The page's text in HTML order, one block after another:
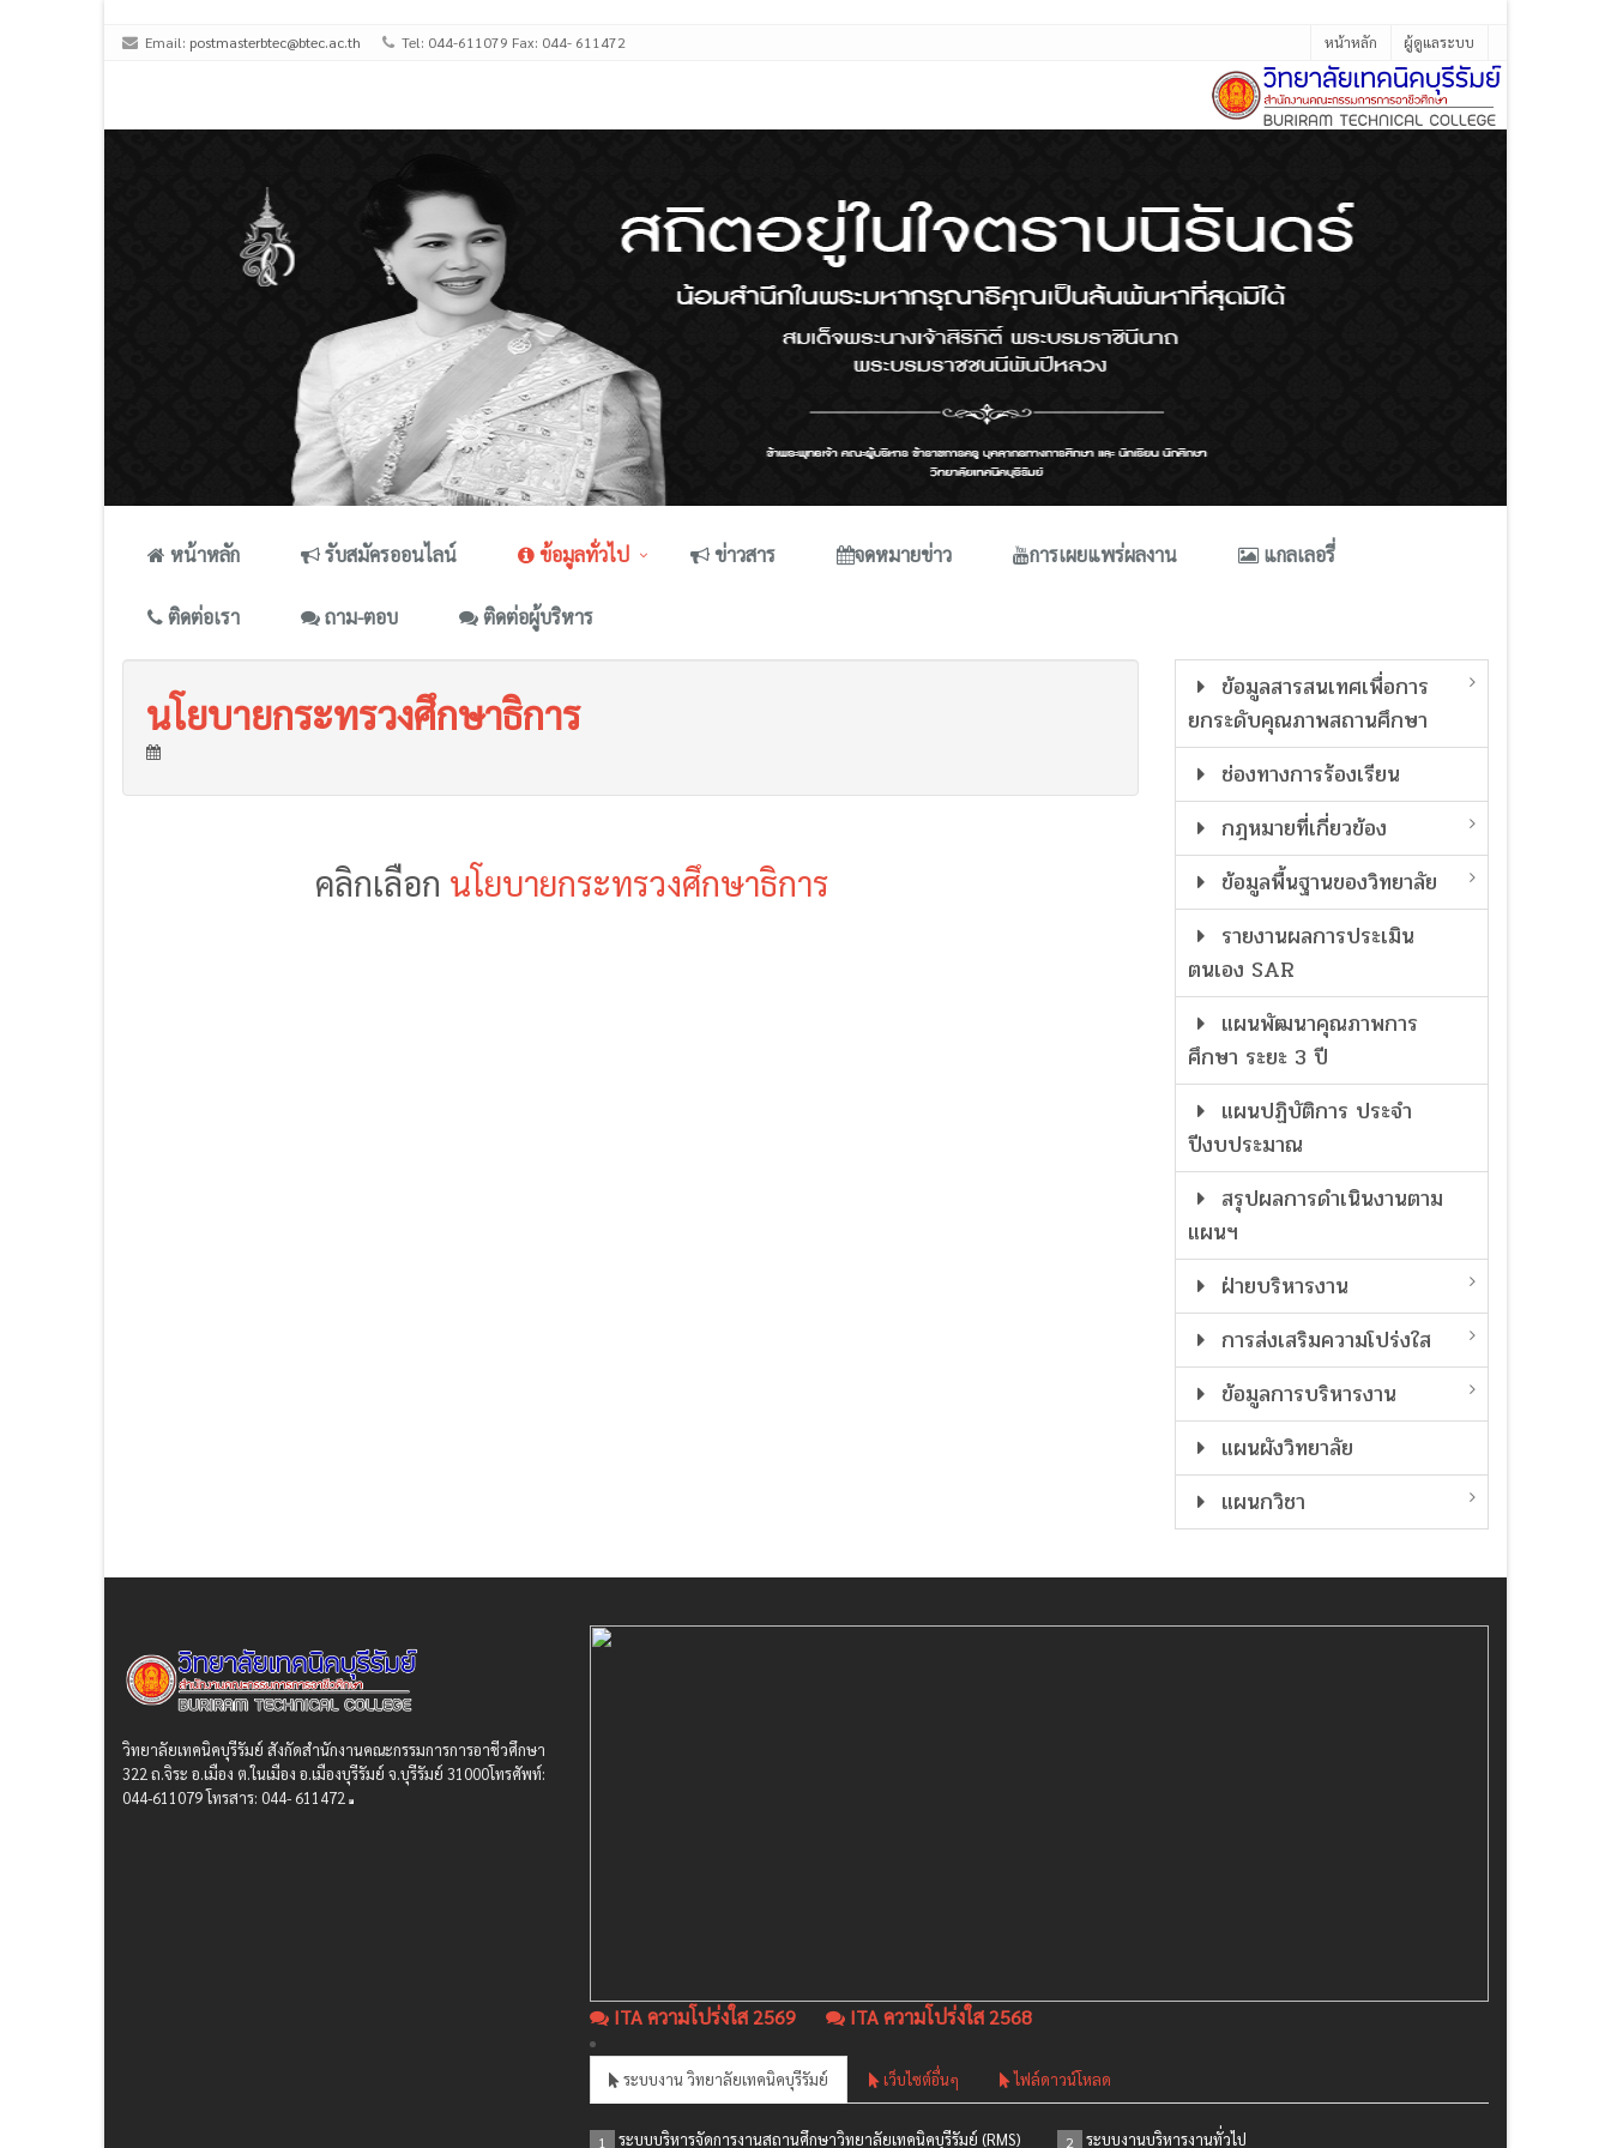
Email: postmasterbtec@btec.ac.th Tel: 044-611079 Fax: 044- 611472 หน้าหลัก ผู้ดูแลระบบ
หน้าหลัก รับสมัครออนไลน์ ข้อมูลทั่วไป ข่าวสาร จดหมายข่าว การเผยแพร่ผลงาน แกลเลอรี่
ติดต่อเรา ถาม-ตอบ ติดต่อผู้บริหาร
นโยบายกระทรวงศึกษาธิการ
คลิกเลือก นโยบายกระทรวงศึกษาธิการ
ข้อมูลสารสนเทศเพื่อการ
ยกระดับคุณภาพสถานศึกษา
ช่องทางการร้องเรียน
กฎหมายที่เกี่ยวข้อง
ข้อมูลพื้นฐานของวิทยาลัย
รายงานผลการประเมิน
ตนเอง SAR
แผนพัฒนาคุณภาพการ
ศึกษา ระยะ 3 ปี
แผนปฏิบัติการ ประจำ
ปีงบประมาณ
สรุปผลการดำเนินงานตาม
แผนฯ
ฝ่ายบริหารงาน
การส่งเสริมความโปร่งใส
ข้อมูลการบริหารงาน
แผนผังวิทยาลัย
แผนกวิชา
วิทยาลัยเทคนิคบุรีรัมย์ สังกัดสํานักงานคณะกรรมการการอาชีวศึกษา
322 ถ.จิระ อ.เมือง ต.ในเมือง อ.เมืองบุรีรัมย์ จ.บุรีรัมย์ 31000โทรศัพท์:
044-611079 โทรสาร: 044- 611472
ITA ความโปร่งใส 2569 ITA ความโปร่งใส 2568
ระบบงาน วิทยาลัยเทคนิคบุรีรัมย์ เว็บไซต์อื่นๆ ไฟล์ดาวน์โหลด
1 ระบบบริหารจัดการงานสถานศึกษาวิทยาลัยเทคนิคบุรีรัมย์ (RMS) 2 ระบบงานบริหารงานทั่วไป